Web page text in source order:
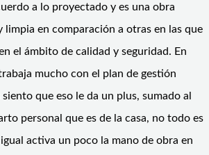
a lo proyectado y es una obra
limpia en comparación a otras en las que
el ámbito de calidad y seguridad. En
mucho con el plan de gestión
que eso le da un plus, sumado al
personal que es de la casa, no todo es
activa un poco la mano de obra en